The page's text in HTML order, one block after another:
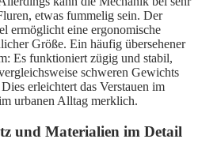
etwas fummelig sein. Der
ermöglicht eine ergonomische
Größe. Ein häufig übersehener
Es funktioniert zügig und stabil,
schweren Gewichts
erleichtert das Verstauen im
urbanen Alltag merklich.
und Materialien im Detail